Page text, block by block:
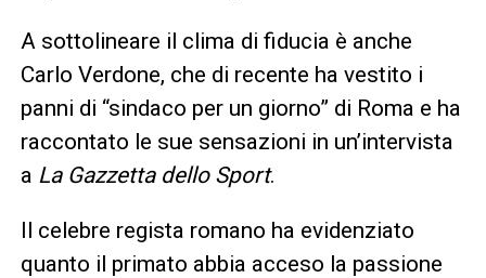
A sottolineare il clima di fiducia è anche
Carlo Verdone, che di recente ha vestito i
panni di “sindaco per un giorno” di Roma e ha
raccontato le sue sensazioni in un’intervista
a La Gazzetta dello Sport.
Il celebre regista romano ha evidenziato
quanto il primato abbia acceso la passione